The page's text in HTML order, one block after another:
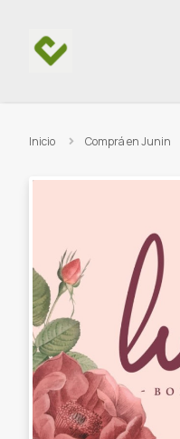
Inicio Comprá en Junin